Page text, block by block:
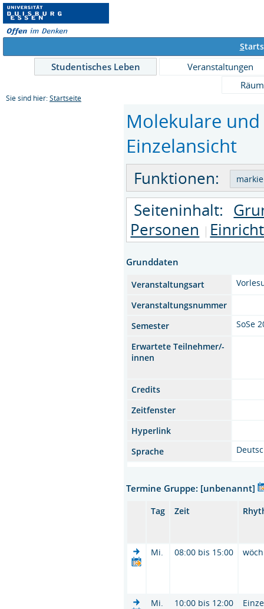
S
Studentisches Leben
Veranstaltungen
Sie sind hier: Startseite
Molekulare
Einzelansicht
Funktionen:
Seiteninhalt:
Personen
Grunddaten
Veranstaltungsart
Veranstaltungsnummer
Semester
SoSe
Erwartete Teilnehmer/-
innen
Credits
Zeitfenster
Hyperlink
Sprache
Termine Gruppe: [unbenannt]
Tag Zeit
Mi. 08:00 bis 15:00
Mi. 10:00 bis 12:00